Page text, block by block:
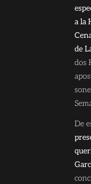
a la
de
dos
De